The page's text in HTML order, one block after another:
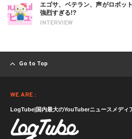
INTERVIEW
エゴサ、ベテラン、声がロボ
強烈すぎる!?
Go to Top
WE ARE :
LogTube|国内最大のYouTuberニュースメディ